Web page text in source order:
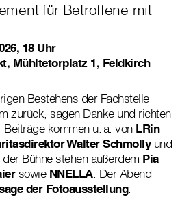
für Betroffene mit
18 Uhr
Mühltetorplatz 1, Feldkirch
Bestehens der Fachstelle
zurück, sagen Danke und richten
kommen u. a. von LRin
Walter Schmollyund
Bühne stehen außerdem Pia
sowie NNELLA. Der Abend
der Fotoausstellung.